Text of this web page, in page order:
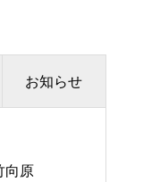
お知らせ
向原
所沢